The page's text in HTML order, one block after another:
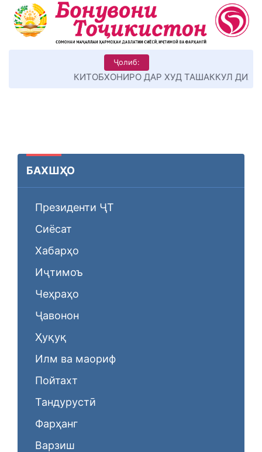
Ҷолиб:
КИТОБХОНИРО ДАР ХУД ТАШАККУЛ ДИҲЕМ
БАХШҲО
Президенти ҶТ
Сиёсат
Хабарҳо
Иҷтимоъ
Чеҳраҳо
Ҷавонон
Ҳуқуқ
Илм ва маориф
Пойтахт
Тандурустӣ
Фарҳанг
Варзиш